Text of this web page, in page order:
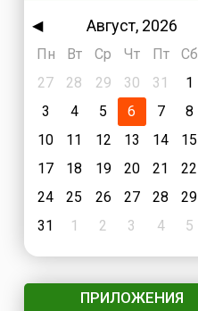
◀ Август, 2026
Пн
Вт Ср Чт Пт Сб
27
28 29 30 31 1
3
4 5 6 7 8
10
11 12 13 14 15
17
18 19 20 21 22
24
25 26 27 28 29
31
1 2 3 4 5
ПРИЛОЖЕНИЯ